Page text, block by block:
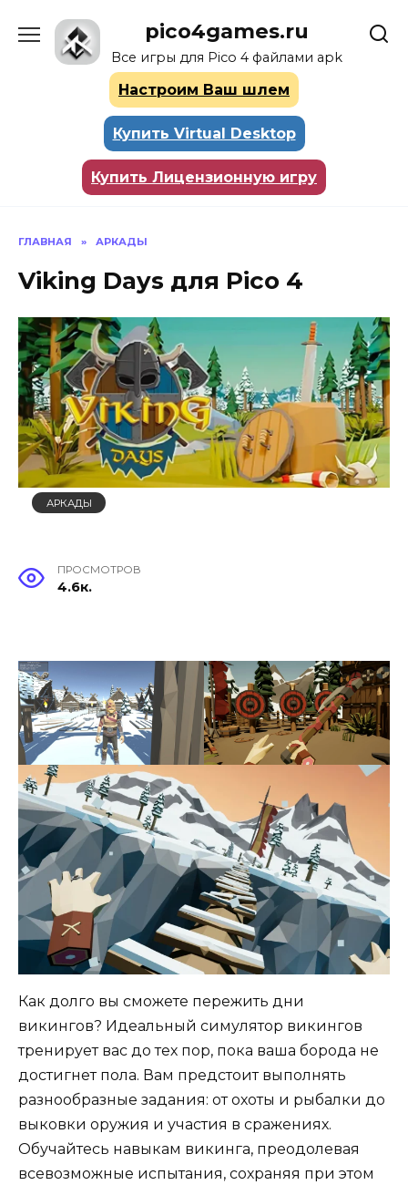
содержанию
pico4games.ru
Все игры для Pico 4 файлами apk
Настроим Ваш шлем
Купить Virtual Desktop
Купить Лицензионную игру
ГЛАВНАЯ » АРКАДЫ
Viking Days для Pico 4
АРКАДЫ
ПРОСМОТРОВ
4.6к.
Как долго вы сможете пережить дни
викингов? Идеальный симулятор викингов
тренирует вас до тех пор, пока ваша борода не
достигнет пола. Вам предстоит выполнять
разнообразные задания: от охоты и рыбалки до
выковки оружия и участия в сражениях.
Обучайтесь навыкам викинга, преодолевая
всевозможные испытания, сохраняя при этом